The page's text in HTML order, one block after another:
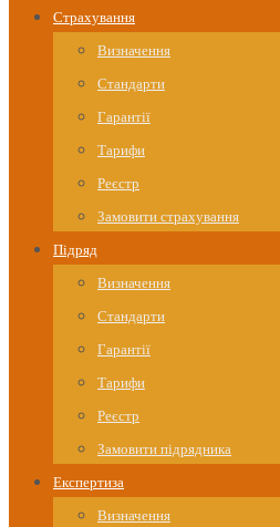
Страхування
Визначення
Стандарти
Гарантії
Тарифи
Реєстр
Замовити страхування
Підряд
Визначення
Стандарти
Гарантії
Тарифи
Реєстр
Замовити підрядника
Експертиза
Визначення